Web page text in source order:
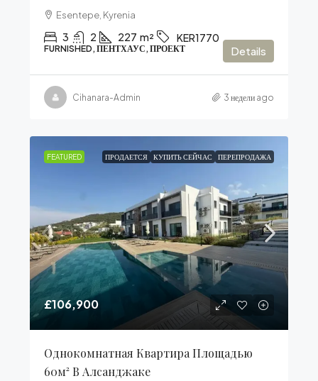
Esentepe, Kyrenia
3 2 227 m² KER1770
FURNISHED, ПЕНТХАУС, ПРОЕКТ Details
Cihanara-Admin 3 недели ago
FEATURED ПРОДАЕТСЯ КУПИТЬ СЕЙЧАС ПЕРЕПРОДАЖА
£106,900
Однокомнатная Квартира Площадью
60м² В Алсанджаке